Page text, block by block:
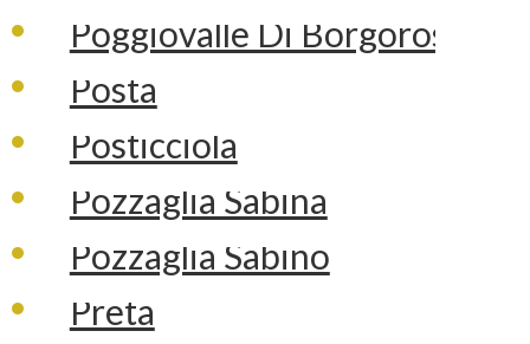
Poggiovalle Di Borgorose
Posta
Posticciola
Pozzaglia Sabina
Pozzaglia Sabino
Preta